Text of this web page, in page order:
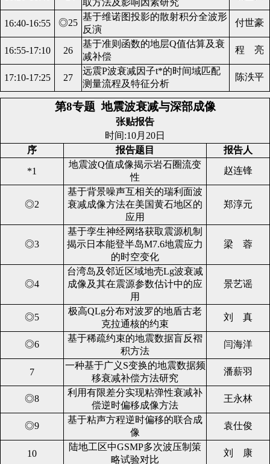
16:40-16:55 ◎25
基于维诺图投影的散射积分全波形
反演
付世豪
16:55-17:10 26
基于准则函数的地层Q值估算及衰
减补偿
程 亮
17:10-17:25 27
远震P波衰减因子t*的时间域匹配
测量流程及特征分析
陈泆平
第8专题 地震波衰减与深部成像
张贴报告
时间:10月20日
序
报告题目 报告人
*1
地震波Q值成像揭示岩石圈流变
性
赵连锋
◎2
基于背景噪声互相关的瑞利面波
衰减成像方法在美国黄石地区的
应用
郑淳元
◎3
基于孪生神经网络获取震源机制
揭示日本能登半岛M7.6地震应力
的时空变化
梁 蓉
◎4
台湾岛及邻近区域地壳Lg波衰减
成像及其在震源参数估计中的应
用
景艺谣
◎5
极高QLg分布对波罗的地盾古老
克拉通核的约束
刘 真
◎6
基于稀疏约束的地震数据盲反褶
积方法
闫海洋
7
一种基于广义S变换的地震数据频
移衰减补偿方法研究
潘薪羽
◎8
利用有限差分实现粘弹性衰减补
偿逆时偏移成像方法
王永林
◎9
基于粘声方程逆时偏移的联合成
像
袁仕俊
10
陆地工区中GSMP多次波压制策
略试验对比
刘 康